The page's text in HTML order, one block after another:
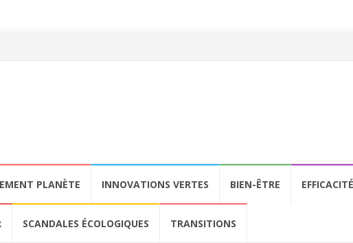
PLANÈTE INNOVATIONS VERTES BIEN-ÊTRE
SCANDALES ÉCOLOGIQUES TRANSITIONS